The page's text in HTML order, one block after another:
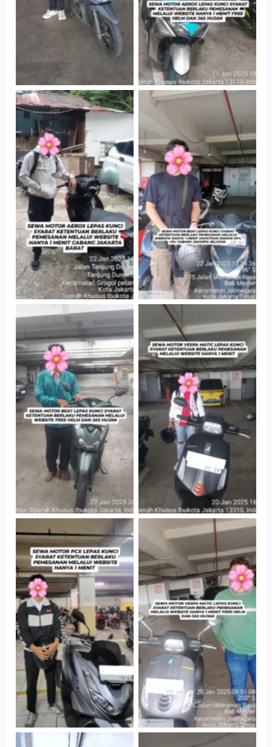
Cabang Jakarta
Barat
Cityplaza
Jatinegara Gedung
Parkir P6A
Cityplaza
Jatinegara Gedung
Parkir P6A
Cityplaza
Jatinegara Gedung
Parkir P6A
Hotel Kartika
Chandra, Jakarta
Selatan
Cityplaza
Jatinegara Gedung
Parkir P6A